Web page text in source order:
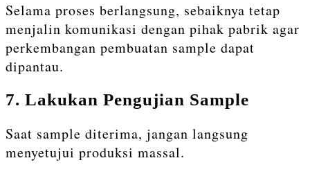
Selama proses berlangsung, sebaiknya tetap
menjalin komunikasi dengan pihak pabrik agar
perkembangan pembuatan sample dapat
dipantau.
7. Lakukan Pengujian Sample
Saat sample diterima, jangan langsung
menyetujui produksi massal.